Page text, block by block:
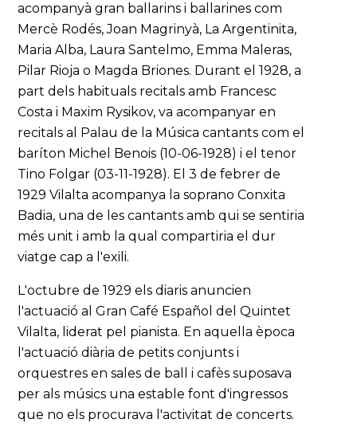
acompanyà gran ballarins i ballarines com
Mercè Rodés, Joan Magrinyà, La Argentinita,
Maria Alba, Laura Santelmo, Emma Maleras,
Pilar Rioja o Magda Briones. Durant el 1928, a
part dels habituals recitals amb Francesc
Costa i Maxim Rysikov, va acompanyar en
recitals al Palau de la Música cantants com el
baríton Michel Benois (10-06-1928) i el tenor
Tino Folgar (03-11-1928). El 3 de febrer de
1929 Vilalta acompanya la soprano Conxita
Badia, una de les cantants amb qui se sentiria
més unit i amb la qual compartiria el dur
viatge cap a l'exili.
L'octubre de 1929 els diaris anuncien
l'actuació al Gran Café Español del Quintet
Vilalta, liderat pel pianista. En aquella època
l'actuació diària de petits conjunts i
orquestres en sales de ball i cafès suposava
per als músics una estable font d'ingressos
que no els procurava l'activitat de concerts.